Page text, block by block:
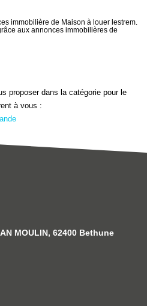
immobilière de Maison à louer lestrem.
aux annonces immobilières de
proposer dans la catégorie pour le
à vous :
MOULIN, 62400 Bethune